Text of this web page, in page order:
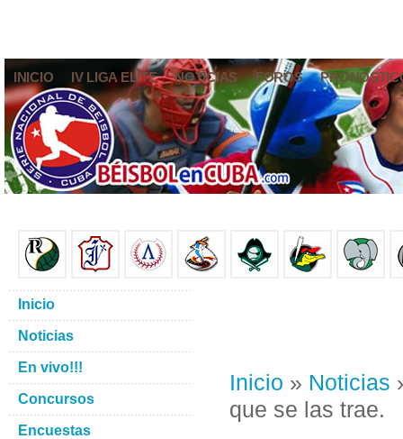
INICIO IV LIGA ELITE NOTICIAS FOROS
Inicio » Noticias
que se las trae.
Inicio
Noticias
En vivo!!!
Concursos
Encuestas